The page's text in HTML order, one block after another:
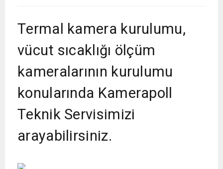
Termal kamera kurulumu,
vücut sıcaklığı ölçüm
kameralarının kurulumu
konularında Kamerapoll
Teknik Servisimizi
arayabilirsiniz.